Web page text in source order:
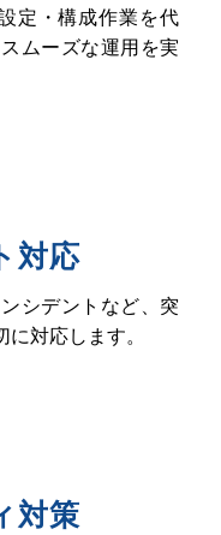
定・構成作業を代
ムーズな運用を実
対応
シデントなど、突
対応します。
対策